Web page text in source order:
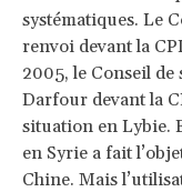
systématiques. Le
renvoi devant la
2005, le Conseil
Darfour devant la
situation en Lybie.
en Syrie a fait
Chine. Mais